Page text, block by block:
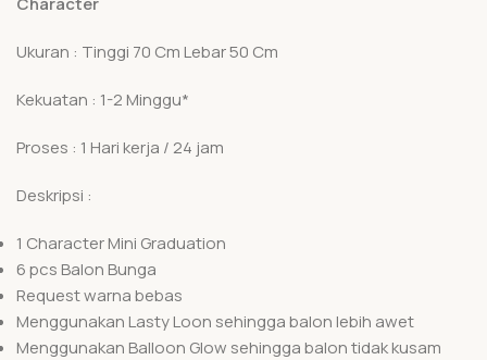
Ukuran : Tinggi 70 Cm Lebar 50 Cm
Kekuatan : 1-2 Minggu*
Proses : 1 Hari kerja / 24 jam
Deskripsi :
1 Character Mini Graduation
6 pcs Balon Bunga
Request warna bebas
Menggunakan Lasty Loon sehingga balon lebih awet
Menggunakan Balloon Glow sehingga balon tidak kusam